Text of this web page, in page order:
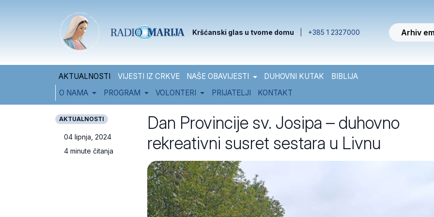
Kršćanski glas u tvome domu +385 1 2327000 Arhiv
AKTUALNOSTI VIJESTI IZ CRKVE NAŠE OBAVIJESTI DUHOVNI KUTAK
BIBLIJA
O NAMA
PROGRAM VOLONTERI PRIJATELJI KONTAKT
AKTUALNOSTI
04 lipnja, 2024
4 minute čitanja
Dan Provincije sv. Josipa – duhovno
rekreativni susret sestara u Livnu